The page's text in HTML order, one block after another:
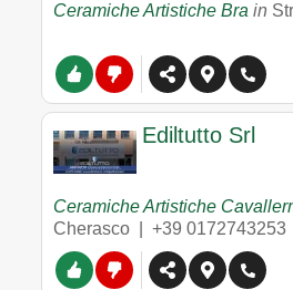
Ceramiche Artistiche Bra in
Ediltutto Srl
Ceramiche Artistiche
Cherasco | +39 0172743253